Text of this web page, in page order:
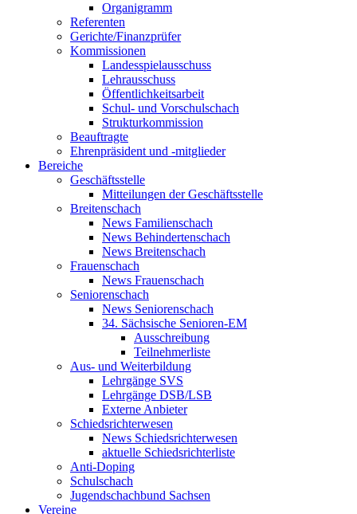
Organigramm
Referenten
Gerichte/Finanzprüfer
Kommissionen
Landesspielausschuss
Lehrausschuss
Öffentlichkeitsarbeit
Schul- und Vorschulschach
Strukturkommission
Beauftragte
Ehrenpräsident und -mitglieder
Bereiche
Geschäftsstelle
Mitteilungen der Geschäftsstelle
Breitenschach
News Familienschach
News Behindertenschach
News Breitenschach
Frauenschach
News Frauenschach
Seniorenschach
News Seniorenschach
34. Sächsische Senioren-EM
Ausschreibung
Teilnehmerliste
Aus- und Weiterbildung
Lehrgänge SVS
Lehrgänge DSB/LSB
Externe Anbieter
Schiedsrichterwesen
News Schiedsrichterwesen
aktuelle Schiedsrichterliste
Anti-Doping
Schulschach
Jugendschachbund Sachsen
Vereine